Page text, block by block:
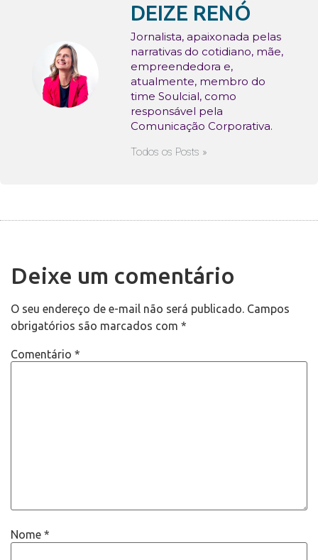
DEIZE RENÓ
Jornalista, apaixonada pelas
narrativas do cotidiano, mãe,
empreendedora e,
atualmente, membro do
time Soulcial, como
responsável pela
Comunicação Corporativa.
Todos os Posts »
Deixe um comentário
O seu endereço de e-mail não será publicado. Campos
obrigatórios são marcados com *
Comentário *
Nome *